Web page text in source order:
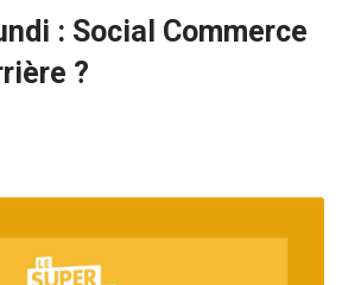
: Social Commerce
?